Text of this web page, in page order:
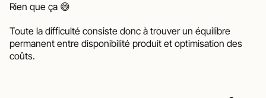
Rien que ça 😅
Toute la difficulté consiste donc à trouver un équilibre
permanent entre disponibilité produit et optimisation des
coûts.